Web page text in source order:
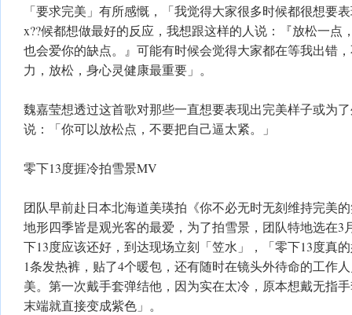
「要求完美」有所感慨，「我觉得大家很多时候都很想要
x??候都想做最好的反应，我想跟这样的人说：『放松一点
也会爱你的缺点。』可能有时候会觉得大家都在等我出错
力，放松，身心灵健康最重要」。
魏嘉莹想透过这首歌对那些一直想要表现出完美样子或为
说：「你可以放松点，不要把自己逼太紧。」
零下13度捱冷拍雪景MV
团队早前赴日本北海道美瑛拍《你不必无时无刻维持完美
地形四季皆是观光客的最爱，为了拍雪景，团队特地选在3
下13度应该还好，到达现场立刻「笠水」，「零下13度真
1条发热裤，贴了4个暖包，还有随时在镜头外待命的工作
美。第一次戴手套弹结他，因为实在太冷，原本想戴无指
末端就直接变成紫色」。